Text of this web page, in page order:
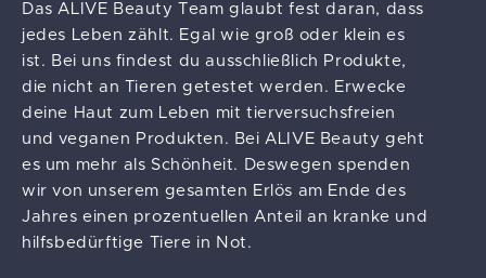
Das ALIVE Beauty Team glaubt fest daran, dass
jedes Leben zählt. Egal wie groß oder klein es
ist. Bei uns findest du ausschließlich Produkte,
die nicht an Tieren getestet werden. Erwecke
deine Haut zum Leben mit tierversuchsfreien
und veganen Produkten. Bei ALIVE Beauty geht
es um mehr als Schönheit. Deswegen spenden
wir von unserem gesamten Erlös am Ende des
Jahres einen prozentuellen Anteil an kranke und
hilfsbedürftige Tiere in Not.